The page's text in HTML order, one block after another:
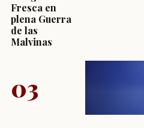
Fresca en
plena Guerra
de las
Malvinas
03